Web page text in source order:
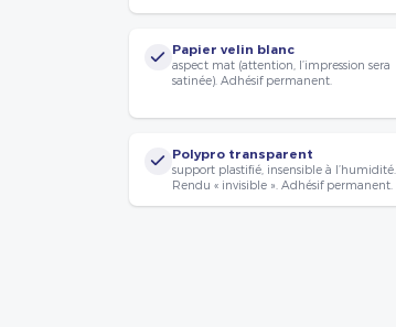
Papier velin blanc
aspect mat (attention, l’impression sera
satinée). Adhésif permanent.
Polypro transparent
support plastifié, insensible à l’humidité.
Rendu « invisible ». Adhésif permanent.